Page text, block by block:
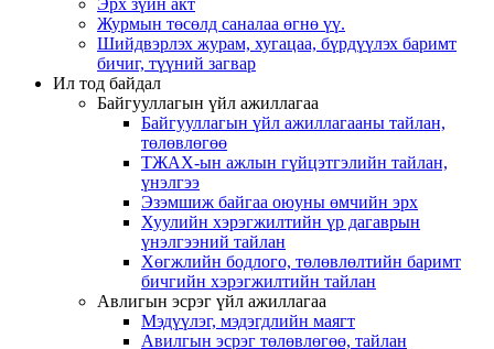
Эрх зүйн акт
Журмын төсөлд саналаа өгнө үү.
Шийдвэрлэх журам, хугацаа, бүрдүүлэх баримт
бичиг, түүний загвар
Ил тод байдал
Байгууллагын үйл ажиллагаа
Байгууллагын үйл ажиллагааны тайлан,
төлөвлөгөө
ТЖАХ-ын ажлын гүйцэтгэлийн тайлан,
үнэлгээ
Эзэмшиж байгаа оюуны өмчийн эрх
Хуулийн хэрэгжилтийн үр дагаврын
үнэлгээний тайлан
Хөгжлийн бодлого, төлөвлөлтийн баримт
бичгийн хэрэгжилтийн тайлан
Авлигын эсрэг үйл ажиллагаа
Мэдүүлэг, мэдэгдлийн маягт
Авилгын эсрэг төлөвлөгөө, тайлан